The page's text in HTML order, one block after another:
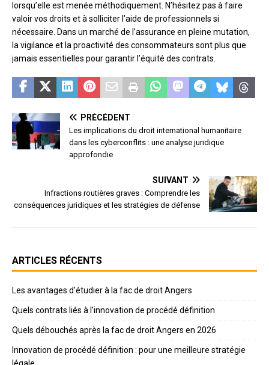
lorsqu’elle est menée méthodiquement. N’hésitez pas à faire
valoir vos droits et à solliciter l’aide de professionnels si
nécessaire. Dans un marché de l’assurance en pleine mutation,
la vigilance et la proactivité des consommateurs sont plus que
jamais essentielles pour garantir l’équité des contrats.
PRÉCÉDENT
Les implications du droit international humanitaire
dans les cyberconflits : une analyse juridique
approfondie
SUIVANT
Infractions routières graves : Comprendre les
conséquences juridiques et les stratégies de défense
ARTICLES RÉCENTS
Les avantages d’étudier à la fac de droit Angers
Quels contrats liés à l’innovation de procédé définition
Quels débouchés après la fac de droit Angers en 2026
Innovation de procédé définition : pour une meilleure stratégie